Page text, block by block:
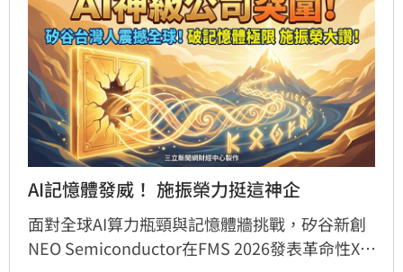
AI記憶體發威！ 施振榮力挺這神企
面對全球AI算力瓶頸與記憶體牆挑戰，矽谷新創
NEO Semiconductor在FMS 2026發表革命性X-